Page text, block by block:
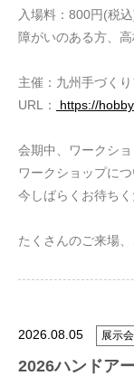
入場料：800円(税
障がいのある方、
主催：九州手づく
URL：
https://
会期中、ワークショ
ワークショップに
今しばらくお待ちく
たくさんのご来場
2026.08.05 展示会
2026ハンドア